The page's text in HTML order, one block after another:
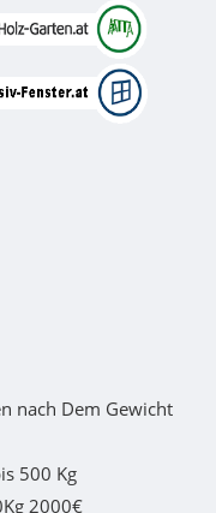
nach Dem Gewicht
500 Kg
2000€